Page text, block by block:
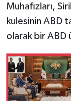
Muhafızları,
kulesinin ABD
olarak bir ABD